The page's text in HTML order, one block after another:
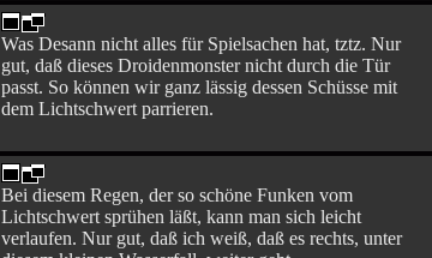
Was Desann nicht alles für Spielsachen hat, tztz. Nur
gut, daß dieses Droidenmonster nicht durch die Tür
passt. So können wir ganz lässig dessen Schüsse mit
dem Lichtschwert parrieren.
Bei diesem Regen, der so schöne Funken vom
Lichtschwert sprühen läßt, kann man sich leicht
verlaufen. Nur gut, daß ich weiß, daß es rechts, unter